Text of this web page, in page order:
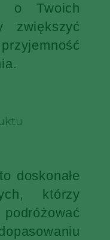
o Twoich
zwiększyć
doskonałe
którzy